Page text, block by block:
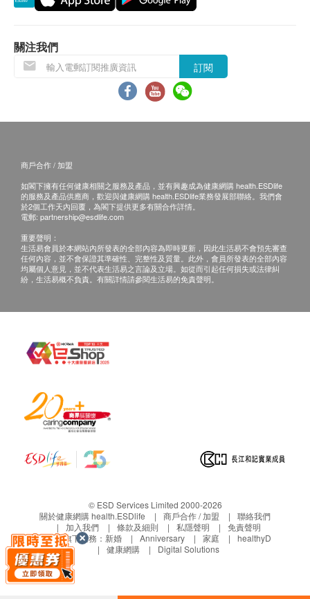
當顧客收取已訂購之貨品時，有責任檢查貨品是否
退換產品必須包裝完整，如退換之產品有任何殘缺
或過期退回，供應商有權不受理。
如有其他損壞或遺漏查詢，顧客必須保留有效收據
正本，並於送貨後3個工作天內按下列方式聯絡
關注我們
訂閱
商戶合作 / 加盟
如閣下擁有任何健康相關之服務及產品，並有興趣成為健康網購 health.ESDlife
的服務及產品供應商，歡迎與健康網購 health.ESDlife業務發展部聯絡。我們會
於2個工作天內回覆，為閣下提供更多有關合作詳情。
電郵: partnership@esdlife.com
重要聲明：
生活易會員於本網站內所發表的全部內容為即時更新，因此生活易不會預先審查
任何內容，並不會保證其準確性、完整性及質量。此外，會員所發表的全部內容
均屬個人意見，並不代表生活易之言論及立場。如從而引起任何損失或法律糾
紛，生活易概不負責。有關詳情請參閱生活易的免責聲明。
© ESD Services Limited 2000-2026
關於健康網購 health.ESDlife
商戶合作 / 加盟
聯絡我們
加入我們
條款及細則 私隱聲明
免責聲明
生活易旗下業務： 新婚 Anniversary 家庭
healthyD
健康網購
Digital Solutions